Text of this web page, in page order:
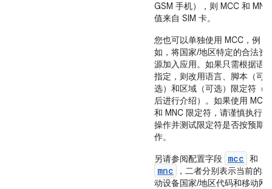
GSM 手机），则 MCC 和 MNC
值来自 SIM 卡。
您也可以单独使用 MCC，例
如，将国家/地区特定的合法资
源加入应用。如果只需根据语
指定，则改用语言、脚本（可
选）和区域（可选）限定符（
后进行介绍）。 如果使用 MCC
和 MNC 限定符，请谨慎执行此
操作并测试限定符是否按预期
作。
另请参阅配置字段 mcc 和
mnc
，二者分别表示当前的移
动设备国家/地区代码和移动网